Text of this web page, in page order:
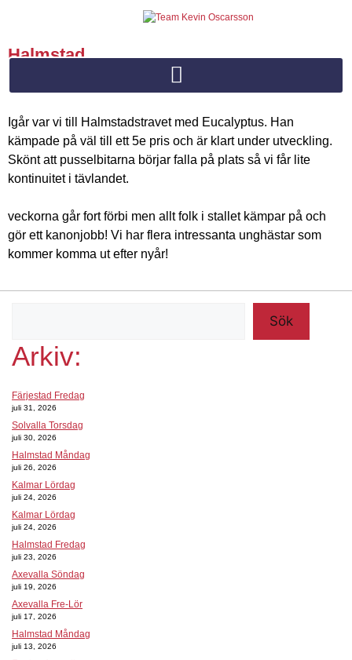
Halmstad
november 8, 2022
Igår var vi till Halmstadstravet med Eucalyptus. Han
kämpade på väl till ett 5e pris och är klart under utveckling.
Skönt att pusselbitarna börjar falla på plats så vi får lite
kontinuitet i tävlandet.
veckorna går fort förbi men allt folk i stallet kämpar på och
gör ett kanonjobb! Vi har flera intressanta unghästar som
kommer komma ut efter nyår!
Sök
Arkiv:
Färjestad Fredag
juli 31, 2026
Solvalla Torsdag
juli 30, 2026
Halmstad Måndag
juli 26, 2026
Kalmar Lördag
juli 24, 2026
Kalmar Lördag
juli 24, 2026
Halmstad Fredag
juli 23, 2026
Axevalla Söndag
juli 19, 2026
Axevalla Fre-Lör
juli 17, 2026
Halmstad Måndag
juli 13, 2026